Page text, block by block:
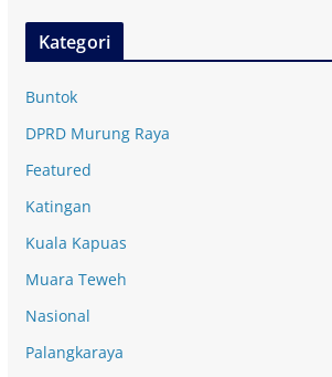
Kategori
Buntok
DPRD Murung Raya
Featured
Katingan
Kuala Kapuas
Muara Teweh
Nasional
Palangkaraya